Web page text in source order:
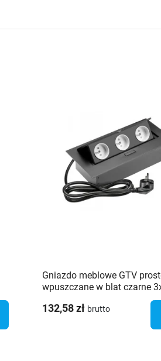
Gniazdo meblowe GTV
wpuszczane w blat czarne
132,58 zł brutto